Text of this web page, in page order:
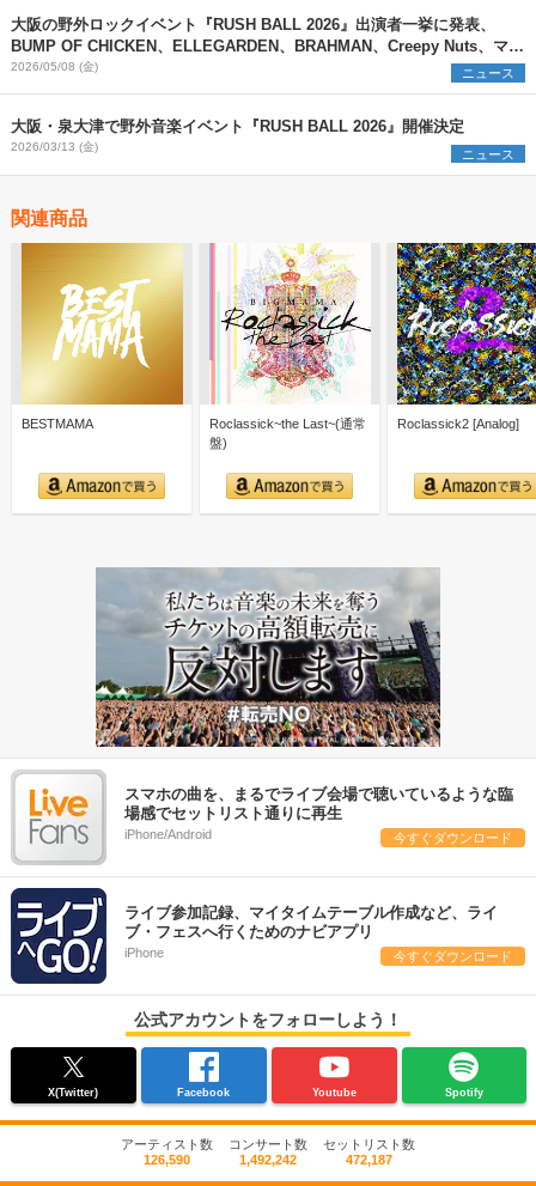
大阪の野外ロックイベント『RUSH BALL 2026』出演者一挙に発表、
BUMP OF CHICKEN、ELLEGARDEN、BRAHMAN、Creepy Nuts、マカ
ロニえんぴつら決定
2026/05/08 (金) ニュース
大阪・泉大津で野外音楽イベント『RUSH BALL 2026』開催決定
2026/03/13 (金) ニュース
関連商品
BESTMAMA
Roclassick~the Last~(通常
盤)
Roclassick2 [Analog]
スマホの曲を、まるでライブ会場で聴いているような臨
場感でセットリスト通りに再生
iPhone/Android 今すぐダウンロード
ライブ参加記録、マイタイムテーブル作成など、ライ
ブ・フェスへ行くためのナビアプリ
iPhone 今すぐダウンロード
公式アカウントをフォローしよう！
X(Twitter) Facebook Youtube Spotify
アーティスト数
126,590
コンサート数
1,492,242
セットリスト数
472,187